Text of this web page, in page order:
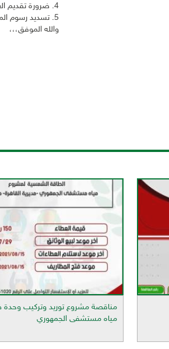
4. ضرورة تقديم العطاء بالريال السعودي .
5. تسديد رسوم المناقصة عبر حساب المؤسسة في شركة القطيبي باسم (مؤسسة ينابيع الخير الخيرية) رقم الحساب (12248675).
والله الموفق،،،
مناقصة مشروع توريد وتركيب
مياه مستشفى الجمهوري